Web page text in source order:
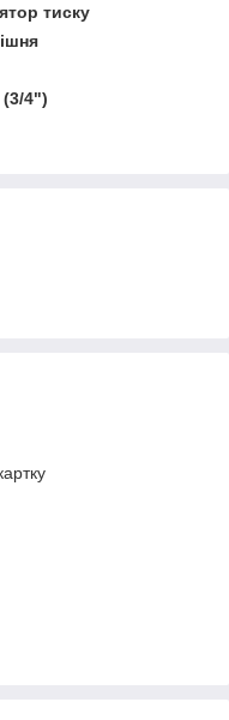
тиску
4")